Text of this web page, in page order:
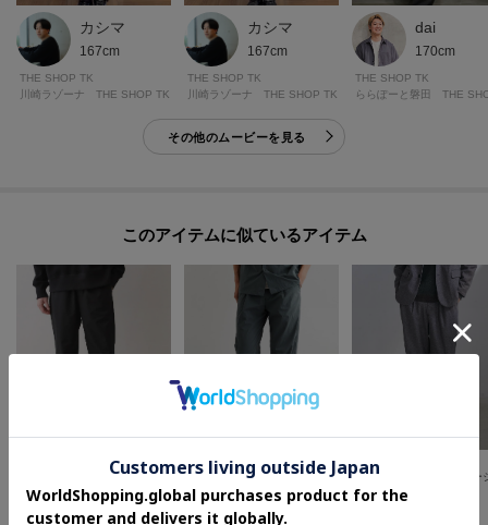
カシマ
167cm
THE SHOP TK
川崎ラゾーナ THE SHOP TK
カシマ
167cm
THE SHOP TK
川崎ラゾーナ THE SHOP TK
dai
170cm
THE SHOP TK
その他のムービーを見る
このアイテムに似ているアイテム
【セットアップ可/ウエストゴム】クールドッツ テーパードパンツ
5,999
40%OFF
THE SHOP TK(Men)
【接触冷感/ベルト要らず/洗濯機OK/セットアップ可】ナイロンストレッチイージーパンツ
¥ 5,500
さらに10%OFF
¥4,620